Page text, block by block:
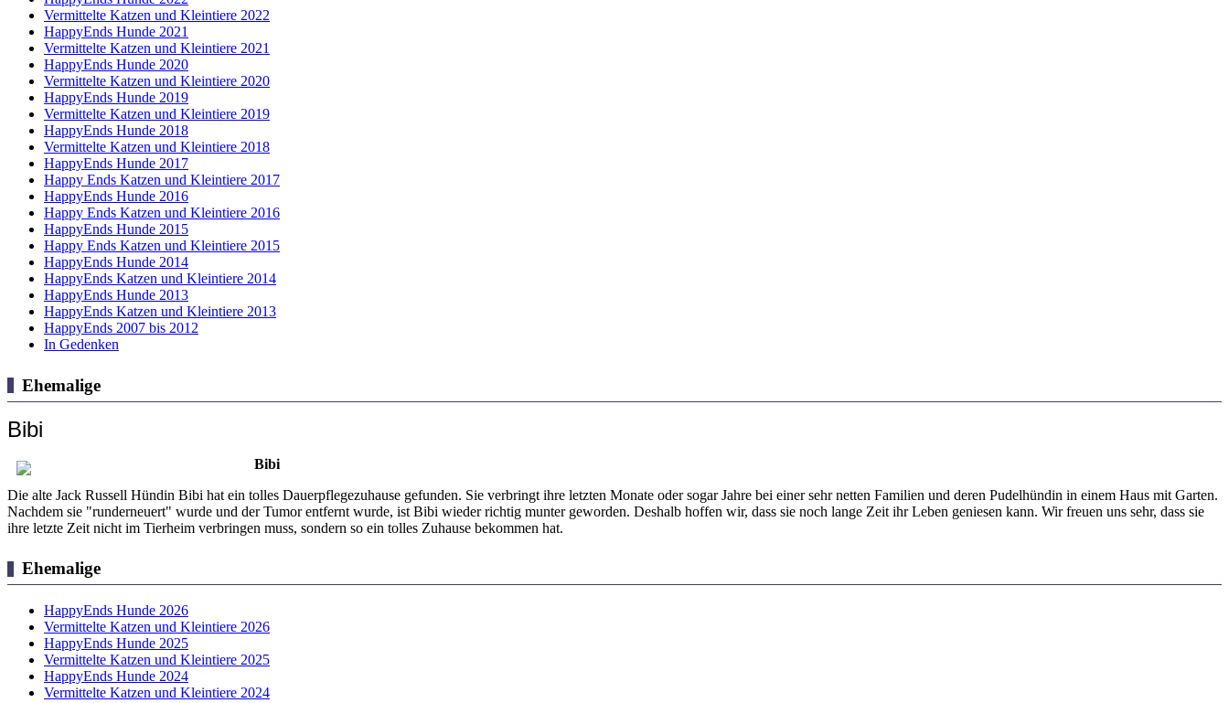
Vermittelte Katzen und Kleintiere 2022
HappyEnds Hunde 2021
Vermittelte Katzen und Kleintiere 2021
HappyEnds Hunde 2020
Vermittelte Katzen und Kleintiere 2020
HappyEnds Hunde 2019
Vermittelte Katzen und Kleintiere 2019
HappyEnds Hunde 2018
Vermittelte Katzen und Kleintiere 2018
HappyEnds Hunde 2017
Happy Ends Katzen und Kleintiere 2017
HappyEnds Hunde 2016
Happy Ends Katzen und Kleintiere 2016
HappyEnds Hunde 2015
Happy Ends Katzen und Kleintiere 2015
HappyEnds Hunde 2014
HappyEnds Katzen und Kleintiere 2014
HappyEnds Hunde 2013
HappyEnds Katzen und Kleintiere 2013
HappyEnds 2007 bis 2012
In Gedenken
Ehemalige
Bibi
Bibi
Die alte Jack Russell Hündin Bibi hat ein tolles Dauerpflegezuhause gefunden. Sie verbringt ihre letzten Monate oder sogar Jahre bei einer sehr netten Familien und deren Pudelhündin in einem Haus mit Garten.
Nachdem sie "runderneuert" wurde und der Tumor entfernt wurde, ist Bibi wieder richtig munter geworden. Deshalb hoffen wir, dass sie noch lange Zeit ihr Leben geniesen kann. Wir freuen uns sehr, dass sie
ihre letzte Zeit nicht im Tierheim verbringen muss, sondern so ein tolles Zuhause bekommen hat.
Ehemalige
HappyEnds Hunde 2026
Vermittelte Katzen und Kleintiere 2026
HappyEnds Hunde 2025
Vermittelte Katzen und Kleintiere 2025
HappyEnds Hunde 2024
Vermittelte Katzen und Kleintiere 2024